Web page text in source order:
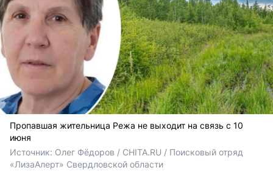
Пропавшая жительница Режа не выходит на связь с 10
июня
Источник: Олег Фёдоров / CHITA.RU / Поисковый отряд
«ЛизаАлерт» Свердловской области